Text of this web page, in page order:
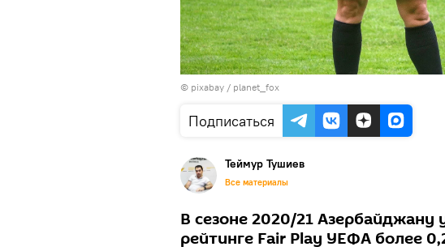
© pixabay / planet_fox
Подписаться
Теймур Тушиев
Все материалы
В сезоне 2020/21 Азербайджану
рейтинге Fair Play УЕФА более